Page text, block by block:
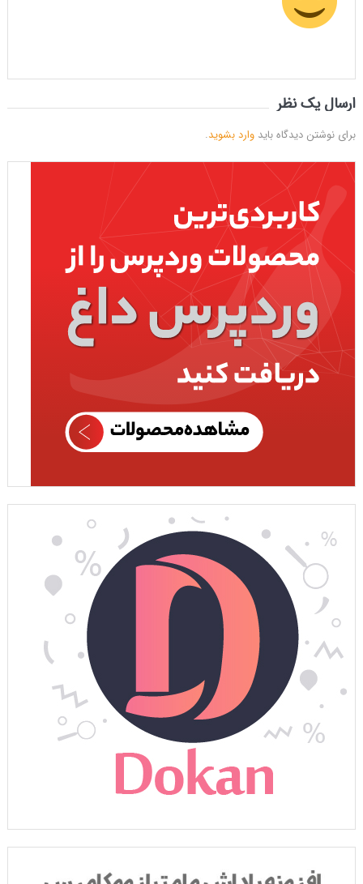
ارسال یک نظر
برای نوشتن دیدگاه باید وارد بشوید.